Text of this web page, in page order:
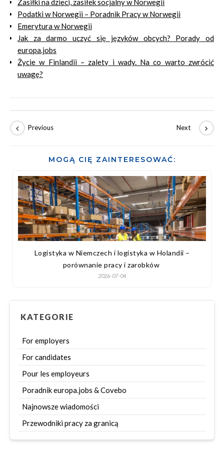
Zasiłki na dzieci, zasiłek socjalny w Norwegii
Podatki w Norwegii – Poradnik Pracy w Norwegii
Emerytura w Norwegii
Jak za darmo uczyć się języków obcych? Porady od
europa.jobs
Życie w Finlandii – zalety i wady. Na co warto zwrócić
uwagę?
MOGĄ CIĘ ZAINTERESOWAĆ:
Logistyka w Niemczech i logistyka w Holandii –
porównanie pracy i zarobków
2026-07-04
KATEGORIE
For employers
For candidates
Pour les employeurs
Poradnik europa.jobs & Covebo
Najnowsze wiadomości
Przewodniki pracy za granicą